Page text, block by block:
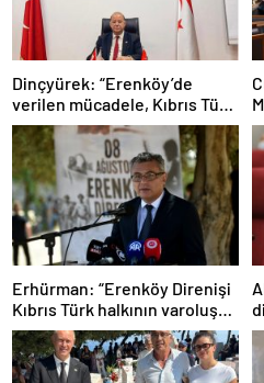
Dinçyürek: “Erenköy’de
verilen mücadele, Kıbrıs Türk
halkının vatanına sahip çıkma
iradesinin en güçlü
göstergelerinden biri”
Erhürman: “Erenköy Direnişi
Kıbrıs Türk halkının varoluş
mücadelesinde dönüm
noktalarından biri”